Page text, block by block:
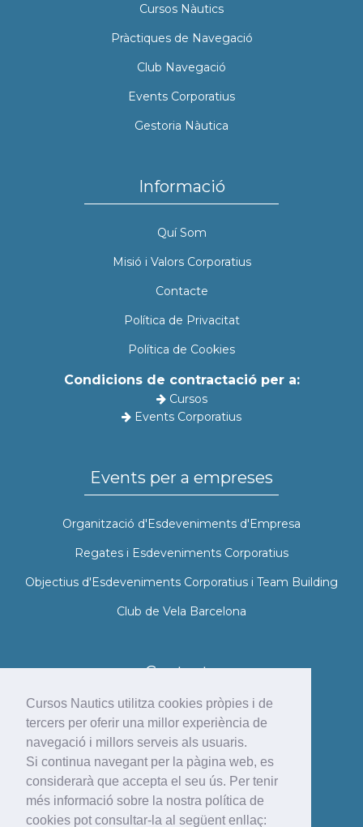
Cursos Nautics utilitza cookies pròpies i de
tercers per oferir una millor experiència de
navegació i millors serveis als usuaris.
Si continua navegant per la pàgina web, es
considerarà que accepta el seu ús. Per tenir
més informació sobre la nostra política de
cookies pot consultar-la al següent enllaç:
Cursos Nàutics
Pràctiques de Navegació
Club Navegació
Events Corporatius
Gestoria Nàutica
Informació
Quí Som
Misió i Valors Corporatius
Contacte
Política de Privacitat
Política de Cookies
Condicions de contractació per a:
Cursos
Events Corporatius
Events per a empreses
Organització d'Esdeveniments d'Empresa
Regates i Esdeveniments Corporatius
Objectius d'Esdeveniments Corporatius i Team Building
Club de Vela Barcelona
Contacte
Mail
info@cursosnautics.com
Telèfon
(+34) 93 221 75 74 / (+34) 673 862 241